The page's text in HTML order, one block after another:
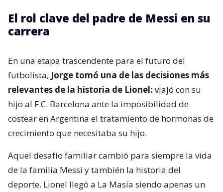
El rol clave del padre de Messi en su
carrera
En una etapa trascendente para el futuro del
futbolista, Jorge tomó una de las decisiones más
relevantes de la historia de Lionel: viajó con su
hijo al F.C. Barcelona ante la imposibilidad de
costear en Argentina el tratamiento de hormonas de
crecimiento que necesitaba su hijo.
Aquel desafío familiar cambió para siempre la vida
de la familia Messi y también la historia del
deporte. Lionel llegó a La Masía siendo apenas un